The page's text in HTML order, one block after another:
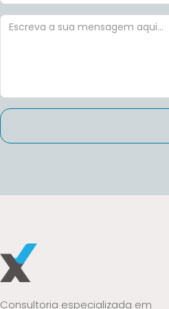
Consultoria especializada em